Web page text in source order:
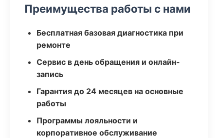
Преимущества работы с нами
Бесплатная базовая диагностика при
ремонте
Сервис в день обращения и онлайн-
запись
Гарантия до 24 месяцев на основные
работы
Программы лояльности и
корпоративное обслуживание